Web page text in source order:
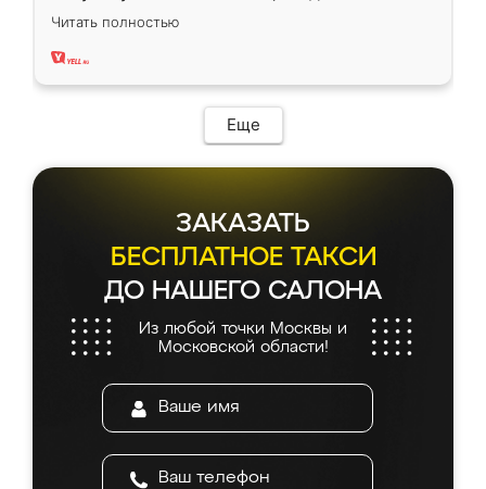
вполне довольна. Служит кухня уже почти
два года, нареканий нет.
Читать полностью
Еще
ЗАКАЗАТЬ
БЕСПЛАТНОЕ ТАКСИ
ДО НАШЕГО САЛОНА
Из любой точки Москвы и
Московской области!